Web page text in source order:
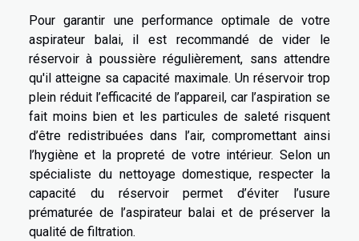
Pour garantir une performance optimale de votre
aspirateur balai, il est recommandé de vider le
réservoir à poussière régulièrement, sans attendre
qu'il atteigne sa capacité maximale. Un réservoir trop
plein réduit l’efficacité de l’appareil, car l’aspiration se
fait moins bien et les particules de saleté risquent
d’être redistribuées dans l’air, compromettant ainsi
l’hygiène et la propreté de votre intérieur. Selon un
spécialiste du nettoyage domestique, respecter la
capacité du réservoir permet d’éviter l’usure
prématurée de l’aspirateur balai et de préserver la
qualité de filtration.